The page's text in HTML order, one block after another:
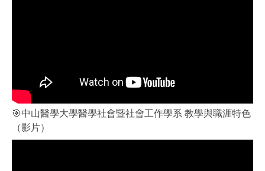
🎯中山醫學大學醫學社會暨社會工作學系 教學與職涯特色
（影片）